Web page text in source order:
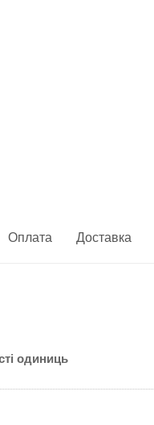
Оплата Доставка
одиниць